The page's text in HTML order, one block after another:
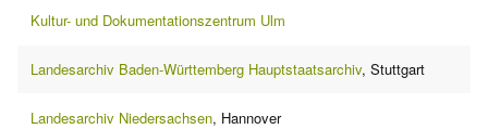
Kultur- und Dokumentationszentrum Ulm
Landesarchiv Baden-Württemberg Hauptstaatsarchiv, Stuttgart
Landesarchiv Niedersachsen, Hannover